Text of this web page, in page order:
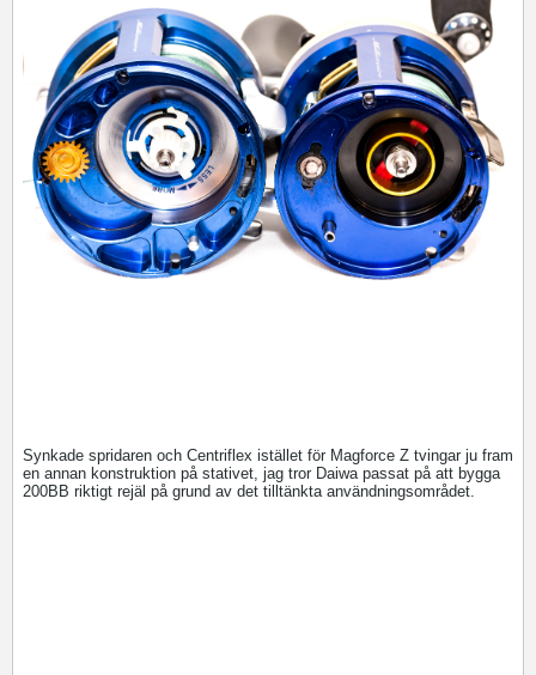
Synkade spridaren och Centriflex istället för Magforce Z tvingar ju fram
en annan konstruktion på stativet, jag tror Daiwa passat på att bygga
200BB riktigt rejäl på grund av det tilltänkta användningsområdet.